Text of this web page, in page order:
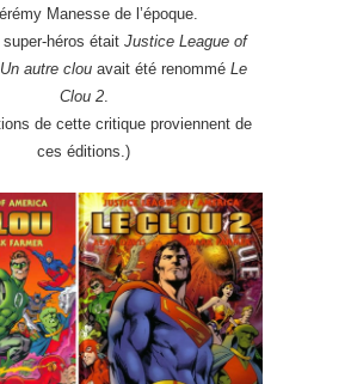
Manesse de l’époque.
super-héros était Justice League of
Un autre clou avait été renommé Le
Clou 2.
de cette critique proviennent de
ces éditions.)